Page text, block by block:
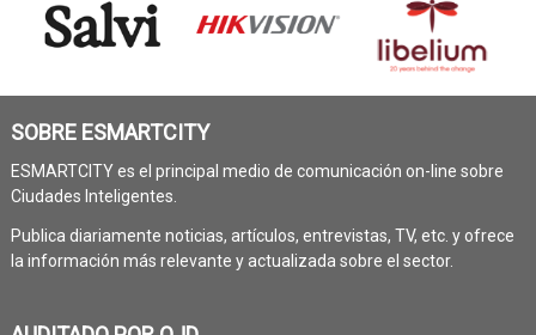
SOBRE ESMARTCITY
ESMARTCITY es el principal medio de comunicación on-line sobre
Ciudades Inteligentes.
Publica diariamente noticias, artículos, entrevistas, TV, etc. y ofrece
la información más relevante y actualizada sobre el sector.